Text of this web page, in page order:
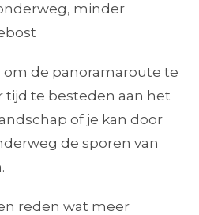
minder
om de panoramaroute te
te besteden aan het
of je kan door
de sporen van
reden wat meer